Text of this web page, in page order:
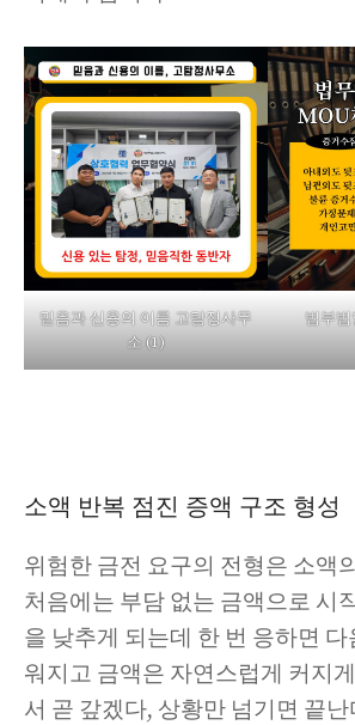
믿음과 신용의 이름 고탐정사무
소 (1)
법부
소액 반복 점진 증액 구조 형성
위험한 금전 요구의 전형은 소액
처음에는 부담 없는 금액으로 시
을 낮추게 되는데 한 번 응하면 다
워지고 금액은 자연스럽게 커지
서 곧 갚겠다, 상황만 넘기면 끝